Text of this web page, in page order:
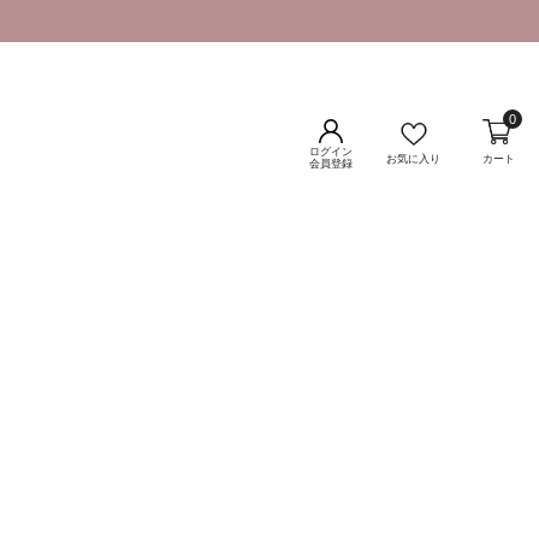
ログイン
会員登録
お気に入り カート
0